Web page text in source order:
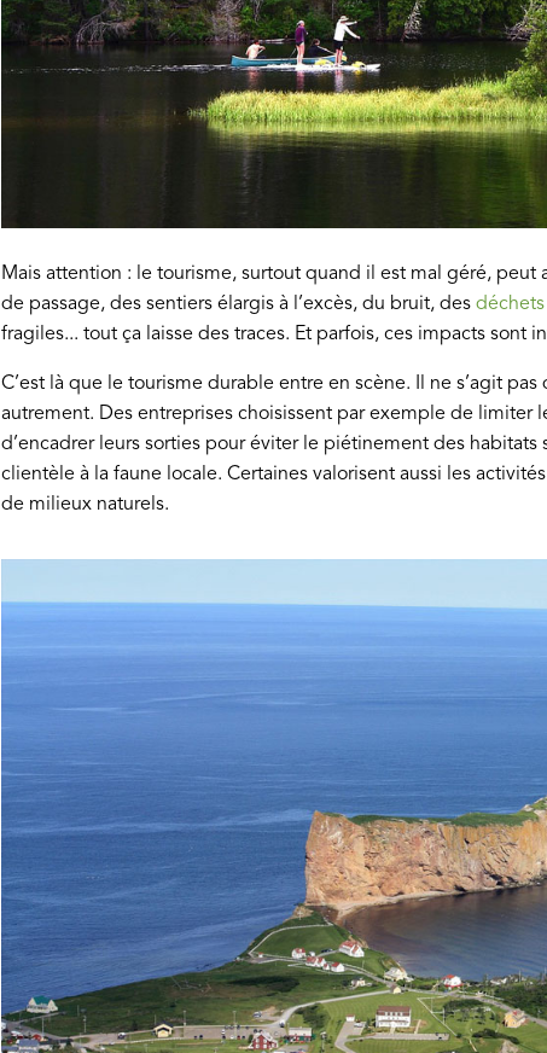
Mais attention : le tourisme, surtout quand il est mal géré, peut
de passage, des sentiers élargis à l’excès, du bruit, des déchets
fragiles... tout ça laisse des traces. Et parfois, ces impacts sont
C’est là que le tourisme durable entre en scène. Il ne s’agit
autrement. Des entreprises choisissent par exemple de limiter
d’encadrer leurs sorties pour éviter le piétinement des
clientèle à la faune locale. Certaines valorisent aussi les activités
de milieux naturels.